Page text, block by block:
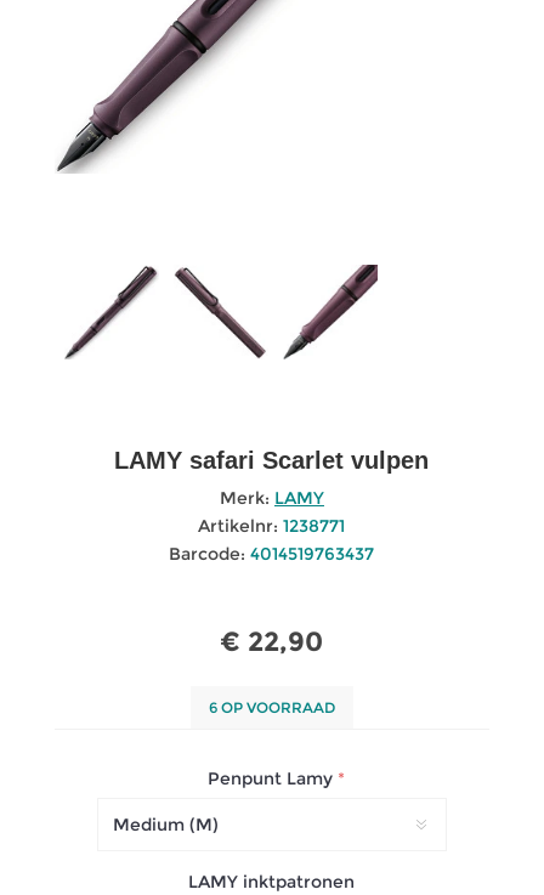
LAMY safari Scarlet vulpen
Merk: LAMY
Artikelnr: 1238771
Barcode: 4014519763437
€ 22,90
6 OP VOORRAAD
Penpunt Lamy *
LAMY inktpatronen